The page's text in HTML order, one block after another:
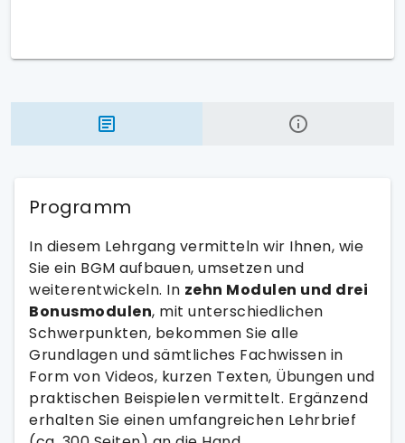
Programm
In diesem Lehrgang vermitteln wir Ihnen, wie
Sie ein BGM aufbauen, umsetzen und
weiterentwickeln. In zehn Modulen und drei
Bonusmodulen, mit unterschiedlichen
Schwerpunkten, bekommen Sie alle
Grundlagen und sämtliches Fachwissen in
Form von Videos, kurzen Texten, Übungen und
praktischen Beispielen vermittelt. Ergänzend
erhalten Sie einen umfangreichen Lehrbrief